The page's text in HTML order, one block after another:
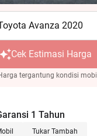
Avanza 2020
Cek Estimasi Harga
tergantung kondisi mobil
1 Tahun
Tukar Tambah